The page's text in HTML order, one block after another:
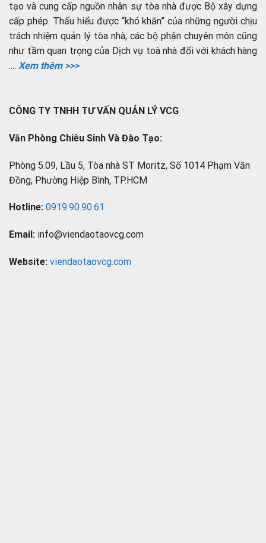
tạo và cung cấp nguồn nhân sự tòa nhà được Bộ xây dựng
cấp phép. Thấu hiểu được “khó khăn” của những người chịu
trách nhiệm quản lý tòa nhà, các bộ phận chuyên môn cũng
như tầm quan trọng của Dịch vụ toà nhà đối với khách hàng
.... Xem thêm >>>
CÔNG TY TNHH TƯ VẤN QUẢN LÝ VCG
Văn Phòng Chiêu Sinh Và Đào Tạo:
Phòng 5.09, Lầu 5, Tòa nhà ST Moritz, Số 1014 Phạm Văn
Đồng, Phường Hiệp Bình, TP.HCM
Hotline: 0919.90.90.61
Email: info@viendaotaovcg.com
Website: viendaotaovcg.com